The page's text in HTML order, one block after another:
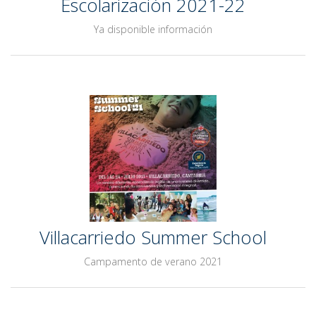
Escolarización 2021-22
Ya disponible información
Villacarriedo Summer School
Campamento de verano 2021